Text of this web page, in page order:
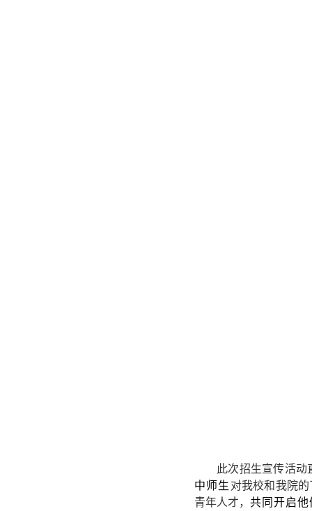
此次招生宣传活
中师生 对我校和我院
青年人才， 共同开启